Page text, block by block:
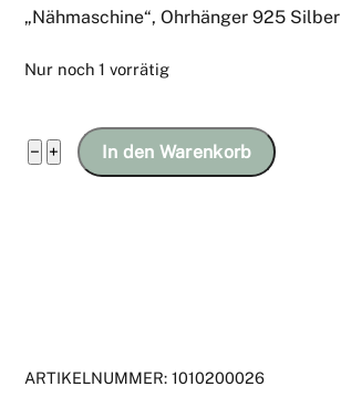
„Nähmaschine“, Ohrhänger 925 Silber
Nur noch 1 vorrätig
− Ohrringe
+ In den Warenkorb
ARTIKELNUMMER:1010200026